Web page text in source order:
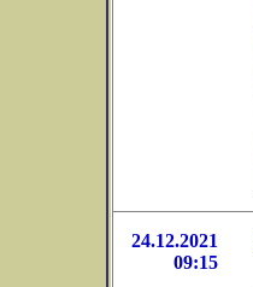
24.12.2021
09:15